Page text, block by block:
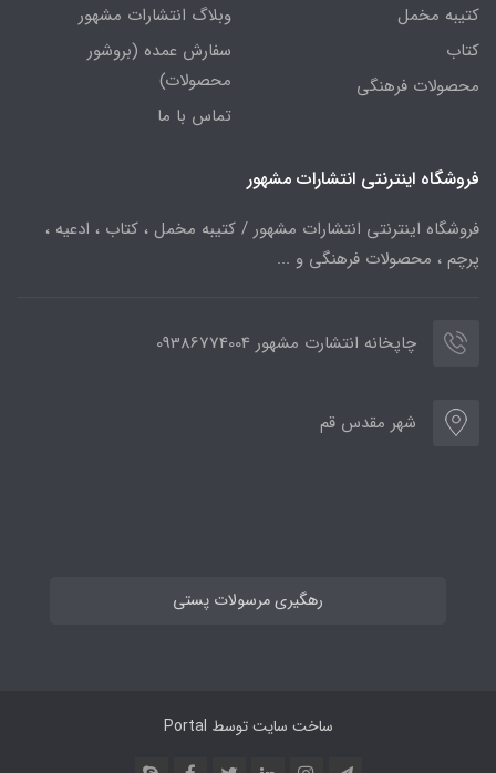
کتیبه مخمل
کتاب
محصولات فرهنگی
وبلاگ انتشارات مشهور
سفارش عمده (بروشور
محصولات)
تماس با ما
فروشگاه اینترنتی انتشارات مشهور
فروشگاه اینترنتی انتشارات مشهور / کتیبه مخمل ، کتاب ، ادعیه ،
پرچم ، محصولات فرهنگی و ...
چاپخانه انتشارت مشهور 09386774004
شهر مقدس قم
رهگیری مرسولات پستی
ساخت سایت توسط Portal